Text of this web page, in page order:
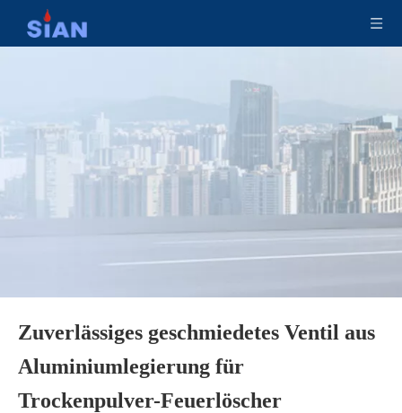
Zuverlässiges geschmiedetes Ventil aus
Aluminiumlegierung für
Trockenpulver-Feuerlöscher